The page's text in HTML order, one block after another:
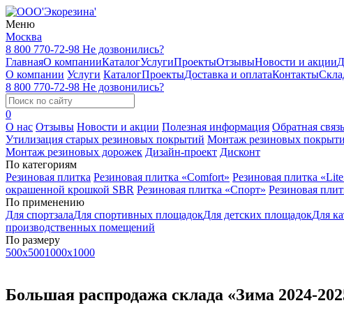
Меню
Москва
8 800 770-72-98 Не дозвонились?
ГлавнаяО компанииКаталогУслугиПроектыОтзывыНовости и акции
О компании Услуги КаталогПроектыДоставка и оплатаКонтакты
8 800 770-72-98 Не дозвонились?
0
О нас Отзывы Новости и акции Полезная информация Обратная связь
Утилизация старых резиновых покрытий Монтаж резиновых
Монтаж резиновых дорожек Дизайн-проект Дисконт
По категориям
Резиновая плитка Резиновая плитка «Comfort» Резиновая плитка
окрашенной крошкой SBR Резиновая плитка «Спорт» Резиновая
По применению
Для спортзалаДля спортивных площадокДля детских площадокДля
производственных помещений
По размеру
500x5001000x1000
Большая распродажа склада «Зима 2024-